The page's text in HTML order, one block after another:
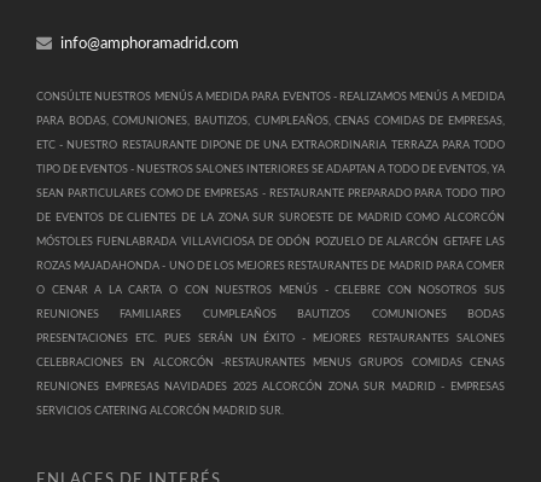
info@amphoramadrid.com
CONSÚLTE NUESTROS MENÚS A MEDIDA PARA EVENTOS - REALIZAMOS MENÚS A MEDIDA
PARA BODAS, COMUNIONES, BAUTIZOS, CUMPLEAÑOS, CENAS COMIDAS DE EMPRESAS,
ETC - NUESTRO RESTAURANTE DIPONE DE UNA EXTRAORDINARIA TERRAZA PARA TODO
TIPO DE EVENTOS - NUESTROS SALONES INTERIORES SE ADAPTAN A TODO DE EVENTOS, YA
SEAN PARTICULARES COMO DE EMPRESAS - RESTAURANTE PREPARADO PARA TODO TIPO
DE EVENTOS DE CLIENTES DE LA ZONA SUR SUROESTE DE MADRID COMO ALCORCÓN
MÓSTOLES FUENLABRADA VILLAVICIOSA DE ODÓN POZUELO DE ALARCÓN GETAFE LAS
ROZAS MAJADAHONDA - UNO DE LOS MEJORES RESTAURANTES DE MADRID PARA COMER
O CENAR A LA CARTA O CON NUESTROS MENÚS -CELEBRE CON NOSOTROS SUS
REUNIONES FAMILIARES CUMPLEAÑOS BAUTIZOS COMUNIONES BODAS
PRESENTACIONES ETC. PUES SERÁN UN ÉXITO - MEJORES RESTAURANTES SALONES
CELEBRACIONES EN ALCORCÓN -RESTAURANTES MENUS GRUPOS COMIDAS CENAS
REUNIONES EMPRESAS NAVIDADES 2025 ALCORCÓN ZONA SUR MADRID - EMPRESAS
SERVICIOS CATERING ALCORCÓN MADRID SUR.